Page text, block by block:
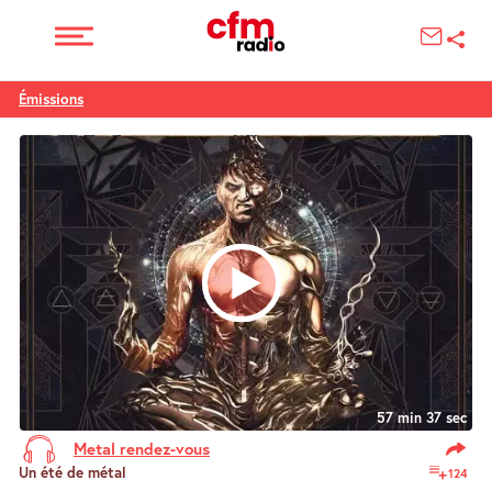
Émissions
57 min 37 sec
Metal rendez-vous
124
Un été de métal